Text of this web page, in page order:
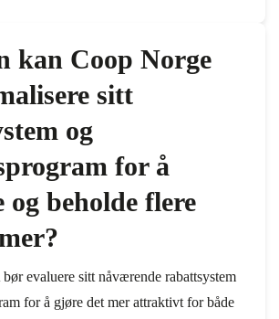
kan Coop Norge
sitt
og
for å
beholde flere
evaluere sitt nåværende rabattsystem
for å gjøre det mer attraktivt for både